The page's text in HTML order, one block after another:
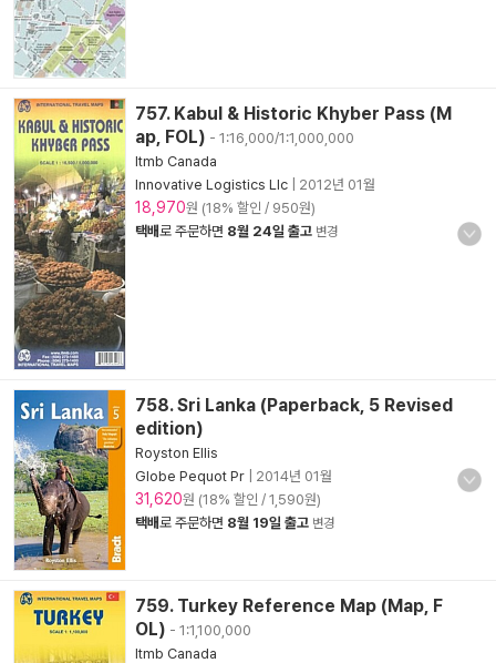
757. Kabul & Historic Khyber Pass (M
ap, FOL) - 1:16,000/1:1,000,000
Itmb Canada
Innovative Logistics Llc
2012년 01월
18,970원 (18% 할인 / 950원)
택배로 주문하면 8월 24일 출고 변경
758. Sri Lanka (Paperback, 5 Revised
edition)
Royston Ellis
Globe Pequot Pr
2014년 01월
31,620원 (18% 할인 / 1,590원)
택배로 주문하면 8월 19일 출고 변경
759. Turkey Reference Map (Map, F
OL) - 1:1,100,000
Itmb Canada